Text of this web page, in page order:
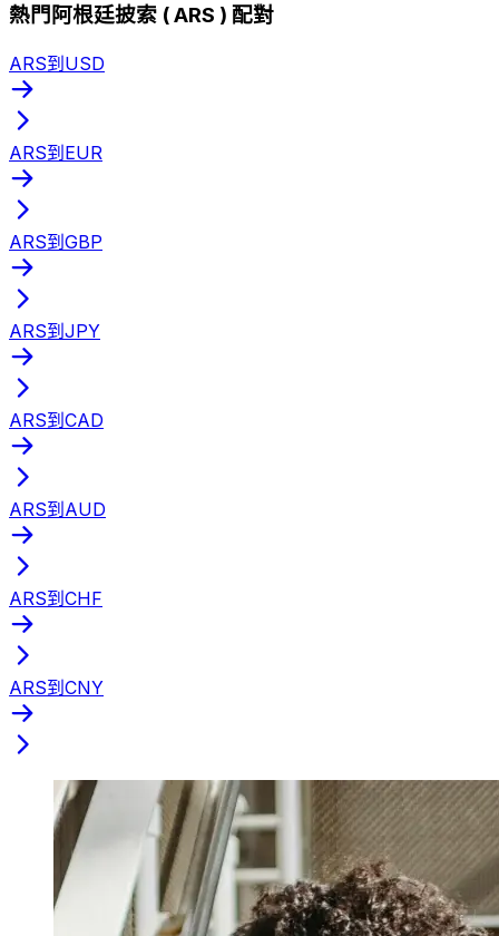
熱門阿根廷披索 ( ARS ) 配對
ARS到USD
ARS到EUR
ARS到GBP
ARS到JPY
ARS到CAD
ARS到AUD
ARS到CHF
ARS到CNY